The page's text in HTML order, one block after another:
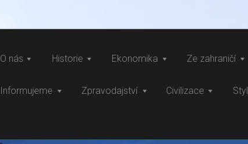
O nás Historie Ekonomika Ze zahraničí
Informujeme Zpravodajství Civilizace Styl